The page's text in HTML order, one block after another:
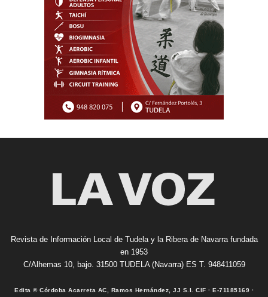
Revista de Información Local de Tudela y la Ribera de Navarra fundada
en 1953
C/Alhemas 10, bajo. 31500 TUDELA (Navarra) ES T. 948411059
Edita © Córdoba Acarreta AC, Ramos Hernández, JJ S.I. CIF · E-71185169 ·